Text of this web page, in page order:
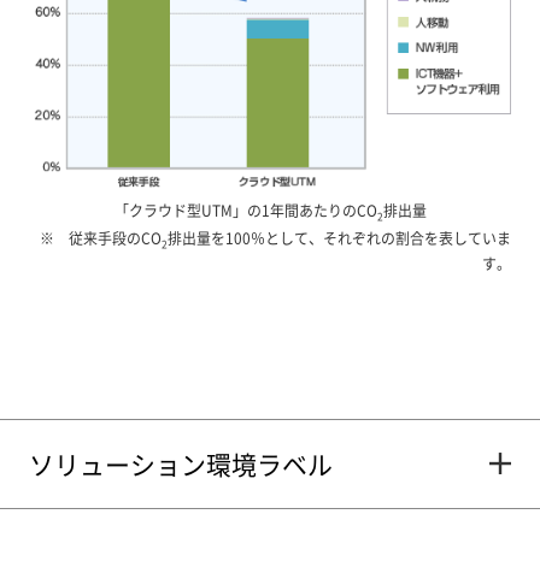
「クラウド型UTM」の1年間あたりのCO2排出量
従来手段のCO2排出量を100％として、それぞれの割合を表していま
す。
ソリューション環境ラベル